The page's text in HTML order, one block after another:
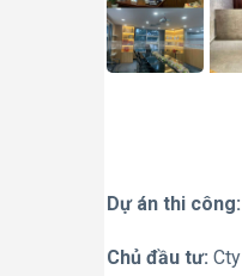
Dự án thi công:
Chủ đầu tư: